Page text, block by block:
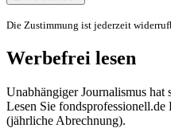
Die Zustimmung ist jederzeit
Werbefrei lesen
Unabhängiger Journalismus hat
Lesen Sie
(jährliche Abrechnung).